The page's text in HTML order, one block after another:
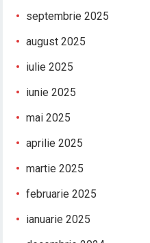
septembrie 2025
august 2025
iulie 2025
iunie 2025
mai 2025
aprilie 2025
martie 2025
februarie 2025
ianuarie 2025